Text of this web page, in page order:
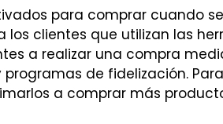
para comprar cuando
los clientes que utilizan las
a realizar una compra
de fidelización.
a comprar más